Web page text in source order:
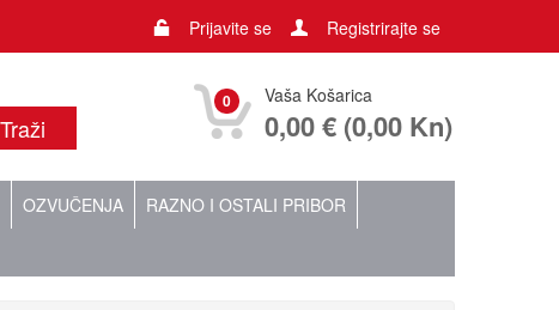
Prijavite se Registrirajte se
0 Vaša Košarica
0,00 € (0,00 Kn)
OZVUČENJA
RAZNO I OSTALI PRIBOR